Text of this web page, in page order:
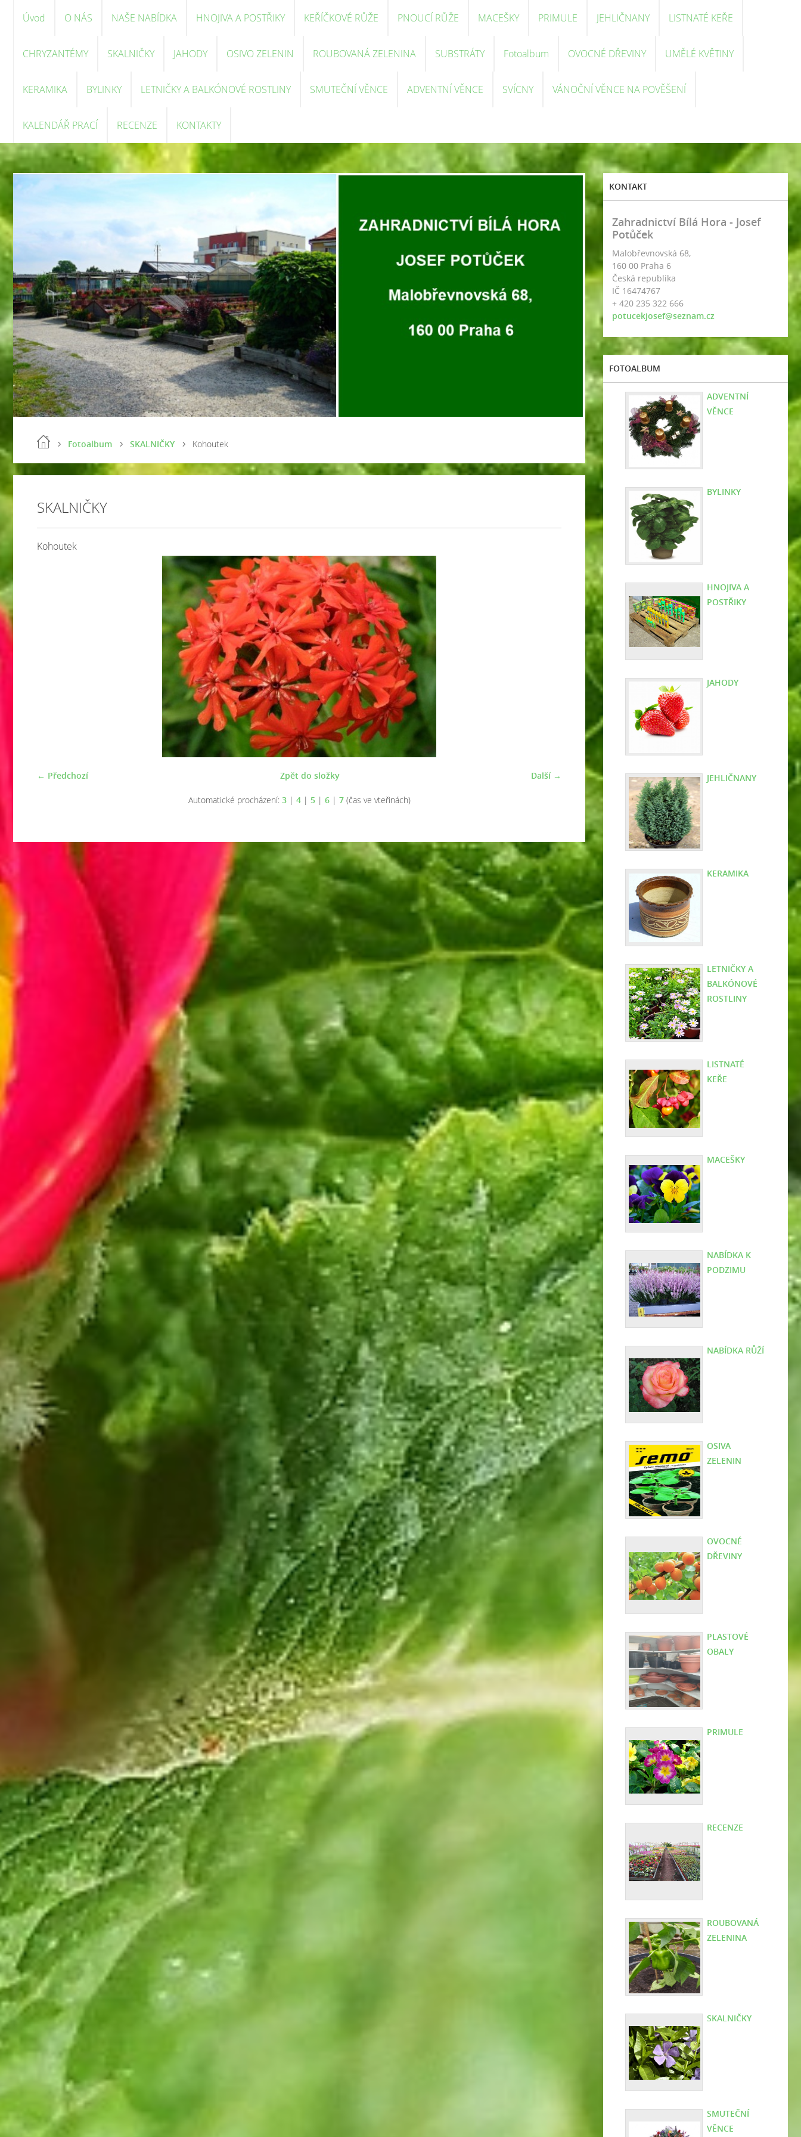
Úvod O NÁS NAŠE NABÍDKA HNOJIVA A POSTŘIKY KEŘÍČKOVÉ RŮŽE PNOUCÍ RŮŽE MACEŠKY PRIMULE JEHLIČNANY LISTNATÉ KEŘE
CHRYZANTÉMY SKALNIČKY JAHODY OSIVO ZELENIN ROUBOVANÁ ZELENINA SUBSTRÁTY Fotoalbum OVOCNÉ DŘEVINY UMĚLÉ KVĚTINY
KERAMIKA BYLINKY LETNIČKY A BALKÓNOVÉ ROSTLINY SMUTEČNÍ VĚNCE ADVENTNÍ VĚNCE SVÍCNY VÁNOČNÍ VĚNCE NA POVĚŠENÍ
KALENDÁŘ PRACÍ RECENZE KONTAKTY
Fotoalbum SKALNIČKY Kohoutek
SKALNIČKY
Kohoutek
← Předchozí Další →
Zpět do složky
Automatické procházení: 3| 4| 5| 6| 7(čas ve vteřinách)
KONTAKT
Zahradnictví Bílá Hora - Josef
Potůček
Malobřevnovská 68,
160 00 Praha 6
Česká republika
IČ 16474767
+ 420 235 322 666
potucekjosef@seznam.cz
FOTOALBUM
ADVENTNÍ
VĚNCE
BYLINKY
HNOJIVA A
POSTŘIKY
JAHODY
JEHLIČNANY
KERAMIKA
LETNIČKY A
BALKÓNOVÉ
ROSTLINY
LISTNATÉ
KEŘE
MACEŠKY
NABÍDKA K
PODZIMU
NABÍDKA RŮŽÍ
OSIVA
ZELENIN
OVOCNÉ
DŘEVINY
PLASTOVÉ
OBALY
PRIMULE
RECENZE
ROUBOVANÁ
ZELENINA
SKALNIČKY
SMUTEČNÍ
VĚNCE